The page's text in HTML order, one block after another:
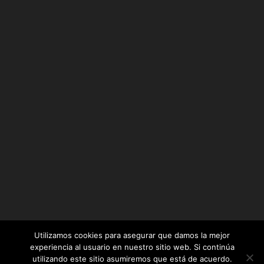
Utilizamos cookies para asegurar que damos la mejor
experiencia al usuario en nuestro sitio web. Si continúa
utilizando este sitio asumiremos que está de acuerdo.